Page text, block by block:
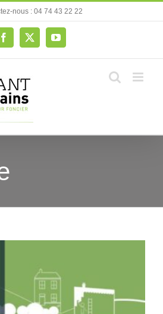
nous : 04 74 43 22 22
Facebook
X YouTube